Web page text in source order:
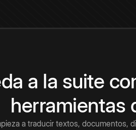
a la suite
herramientas
a traducir textos, documentos,